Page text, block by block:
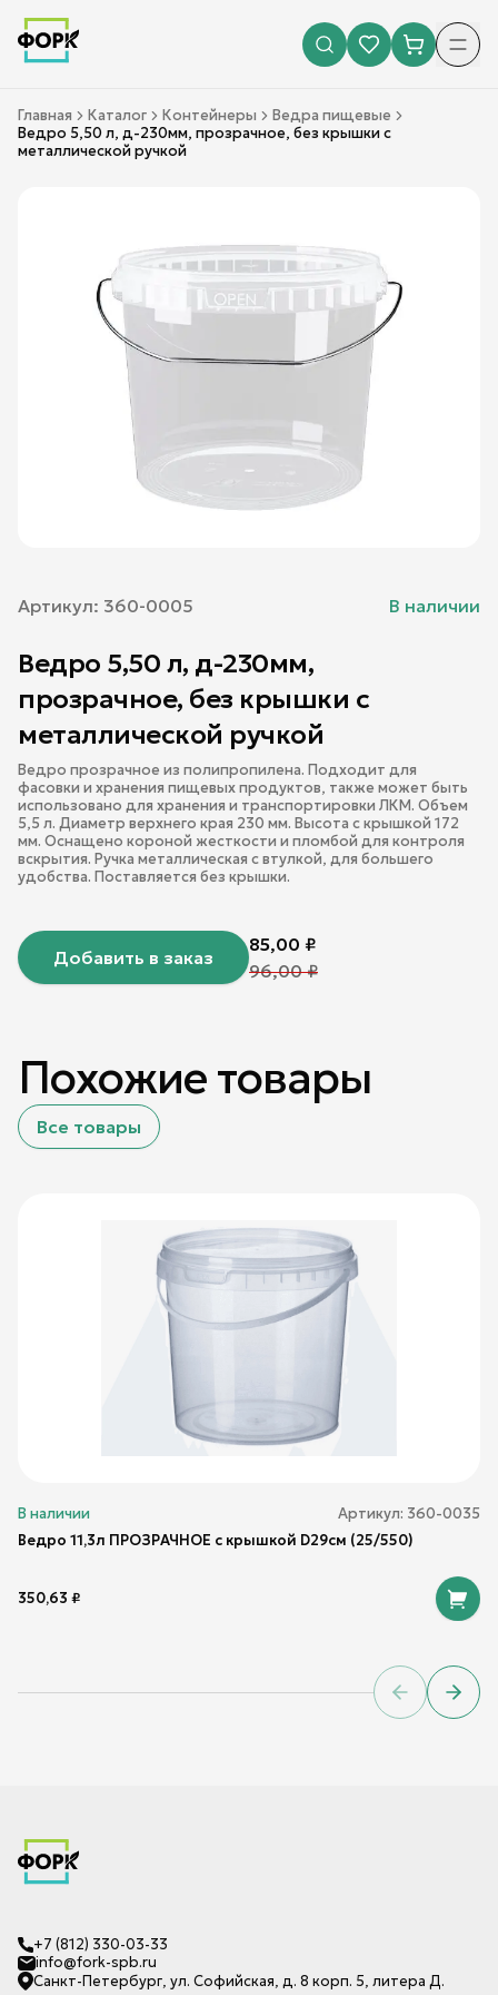
Главная Каталог Контейнеры
Ведра пищевые
Ведро 5,50 л, д-230мм, прозрачное, без крышки с
металлической ручкой
Артикул: 360-0005 В наличии
Ведро 5,50 л, д-230мм,
прозрачное, без крышки с
металлической ручкой
Ведро прозрачное из полипропилена. Подходит для
фасовки и хранения пищевых продуктов, также может быть
использовано для хранения и транспортировки ЛКМ. Объем
5,5 л. Диаметр верхнего края 230 мм. Высота с крышкой 172
мм. Оснащено короной жесткости и пломбой для контроля
вскрытия. Ручка металлическая с втулкой, для большего
удобства. Поставляется без крышки.
Добавить в заказ
85,00 ₽
96,00₽
Похожие товары
Все товары
В наличии Артикул: 360-0035
Ведро 11,3л ПРОЗРАЧНОЕ с крышкой D29см (25/550)
350,63 ₽
Previous
Next
+7 (812) 330-03-33
info@fork-spb.ru
Санкт-Петербург, ул. Софийская, д. 8 корп. 5, литера Д.